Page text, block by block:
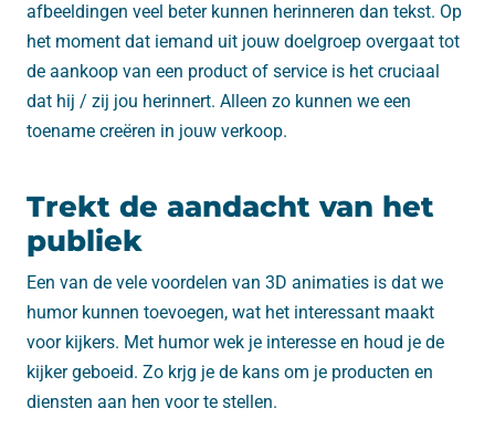
afbeeldingen veel beter kunnen herinneren dan tekst. Op
het moment dat iemand uit jouw doelgroep overgaat tot
de aankoop van een product of service is het cruciaal
dat hij / zij jou herinnert. Alleen zo kunnen we een
toename creëren in jouw verkoop.
Trekt de aandacht van het
publiek
Een van de vele voordelen van 3D animaties is dat we
humor kunnen toevoegen, wat het interessant maakt
voor kijkers. Met humor wek je interesse en houd je de
kijker geboeid. Zo krjg je de kans om je producten en
diensten aan hen voor te stellen.